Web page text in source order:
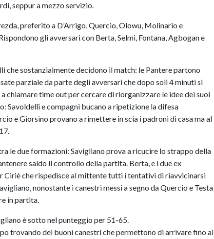
seppur a mezzo servizio.
preferito a D’Arrigo, Quercio, Olowu, Molinario e
gli avversari con Berta, Selmi, Fontana, Agbogan e
che sostanzialmente decidono il match: le Pantere partono
parziale da parte degli avversari che dopo soli 4 minuti si
chiamare time out per cercare di riorganizzare le idee dei suoi
Savoldelli e compagni bucano a ripetizione la difesa
e Giorsino provano a rimettere in scia i padroni di casa ma al
le due formazioni: Savigliano prova a ricucire lo strappo della
saldo il controllo della partita. Berta, e i due ex
Ciriè che rispedisce al mittente tutti i tentativi di riavvicinarsi
nonostante i canestri messi a segno da Quercio e Testa
in partita.
è sotto nel punteggio per 51-65.
trovando dei buoni canestri che permettono di arrivare fino al